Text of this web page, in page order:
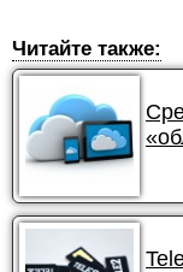
Читайте также: